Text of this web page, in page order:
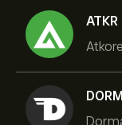
ATKR
DORM